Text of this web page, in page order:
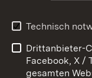
Barrierefreiheit
Impressum
Technisch
Drittanbieter-
Facebook, X /
gesamten